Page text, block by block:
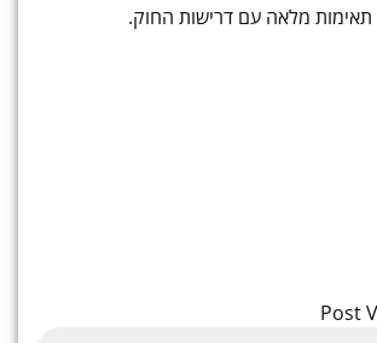
תאימות מלאה עם דרישות החוק.
Post